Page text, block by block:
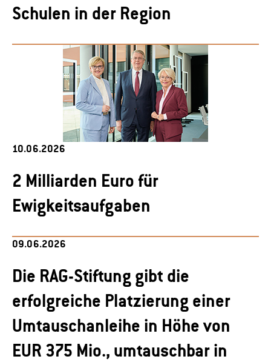
Schulen in der Region
10.06.2026
2 Milliarden Euro für
Ewigkeitsaufgaben
09.06.2026
Die RAG-Stiftung gibt die
erfolgreiche Platzierung einer
Umtauschanleihe in Höhe von
EUR 375 Mio., umtauschbar in